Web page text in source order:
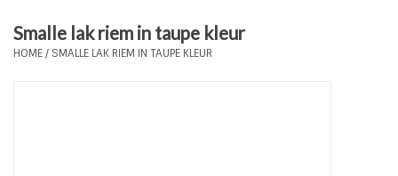
Plus Size Sieraden
Smalle lak riem in taupe kleur
HOME/ SMALLE LAK RIEM IN TAUPE KLEUR